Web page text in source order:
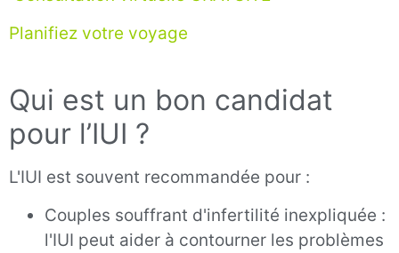
Planifiez votre voyage
Qui est un bon candidat
pour l’IUI ?
L'IUI est souvent recommandée pour :
Couples souffrant d'infertilité inexpliquée :
l'IUI peut aider à contourner les problèmes